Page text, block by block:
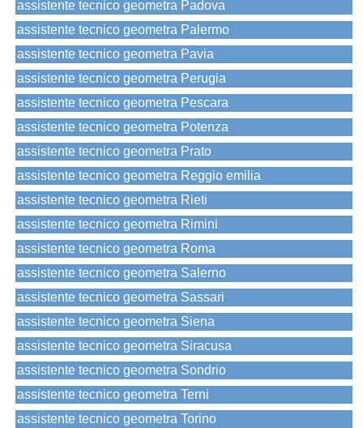
assistente tecnico geometra Padova
assistente tecnico geometra Palermo
assistente tecnico geometra Pavia
assistente tecnico geometra Perugia
assistente tecnico geometra Pescara
assistente tecnico geometra Potenza
assistente tecnico geometra Prato
assistente tecnico geometra Reggio emilia
assistente tecnico geometra Rieti
assistente tecnico geometra Rimini
assistente tecnico geometra Roma
assistente tecnico geometra Salerno
assistente tecnico geometra Sassari
assistente tecnico geometra Siena
assistente tecnico geometra Siracusa
assistente tecnico geometra Sondrio
assistente tecnico geometra Terni
assistente tecnico geometra Torino